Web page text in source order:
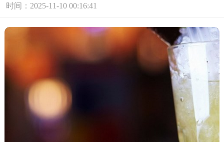
时间：2025-11-10 00:16:41